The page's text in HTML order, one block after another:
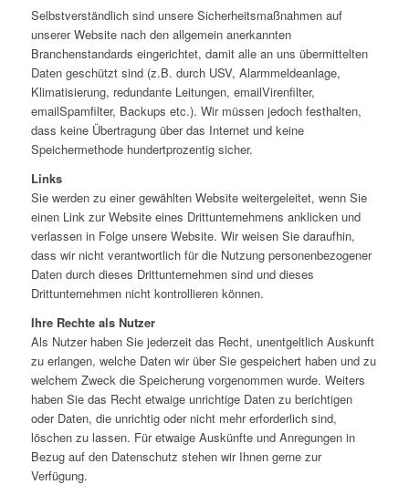
Selbstverständlich sind unsere Sicherheitsmaßnahmen auf
unserer Website nach den allgemein anerkannten
Branchenstandards eingerichtet, damit alle an uns übermittelten
Daten geschützt sind (z.B. durch USV, Alarmmeldeanlage,
Klimatisierung, redundante Leitungen, emailVirenfilter,
emailSpamfilter, Backups etc.). Wir müssen jedoch festhalten,
dass keine Übertragung über das Internet und keine
Speichermethode hundertprozentig sicher.
Links
Sie werden zu einer gewählten Website weitergeleitet, wenn Sie
einen Link zur Website eines Drittunternehmens anklicken und
verlassen in Folge unsere Website. Wir weisen Sie daraufhin,
dass wir nicht verantwortlich für die Nutzung personenbezogener
Daten durch dieses Drittunternehmen sind und dieses
Drittunternehmen nicht kontrollieren können.
Ihre Rechte als Nutzer
Als Nutzer haben Sie jederzeit das Recht, unentgeltlich Auskunft
zu erlangen, welche Daten wir über Sie gespeichert haben und zu
welchem Zweck die Speicherung vorgenommen wurde. Weiters
haben Sie das Recht etwaige unrichtige Daten zu berichtigen
oder Daten, die unrichtig oder nicht mehr erforderlich sind,
löschen zu lassen. Für etwaige Auskünfte und Anregungen in
Bezug auf den Datenschutz stehen wir Ihnen gerne zur
Verfügung.